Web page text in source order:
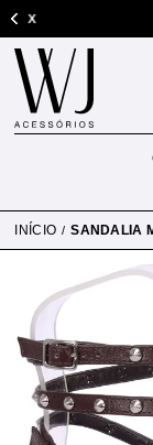
INÍCIO SANDALIA